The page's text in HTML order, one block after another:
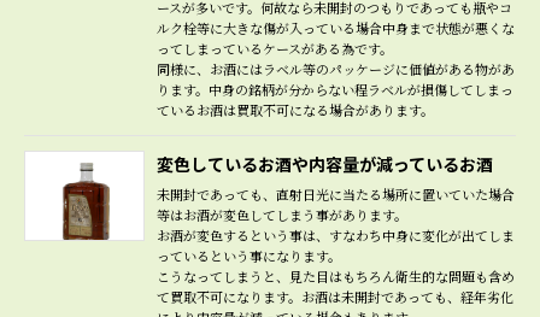
ースが多いです。何故なら未開封のつもりであっても瓶やコ
ルク栓等に大きな傷が入っている場合中身まで状態が悪くな
ってしまっているケースがある為です。
同様に、お酒にはラベル等のパッケージに価値がある物があ
ります。中身の銘柄が分からない程ラベルが損傷してしまっ
ているお酒は買取不可になる場合があります。
変色しているお酒や内容量が減っているお酒
未開封であっても、直射日光に当たる場所に置いていた場合
等はお酒が変色してしまう事があります。
お酒が変色するという事は、すなわち中身に変化が出てしま
っているという事になります。
こうなってしまうと、見た目はもちろん衛生的な問題も含め
て買取不可になります。お酒は未開封であっても、経年劣化